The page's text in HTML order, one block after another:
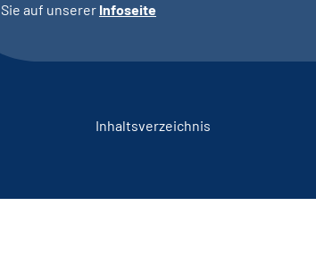
Sie auf unserer Infoseite
Inhaltsverzeichnis